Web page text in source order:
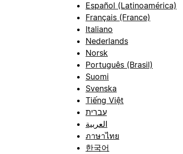
Español (Latinoamérica)
Français (France)
Italiano
Nederlands
Norsk
Português (Brasil)
Suomi
Svenska
Tiếng Việt
עברית
العربية
ภาษาไทย
한국어